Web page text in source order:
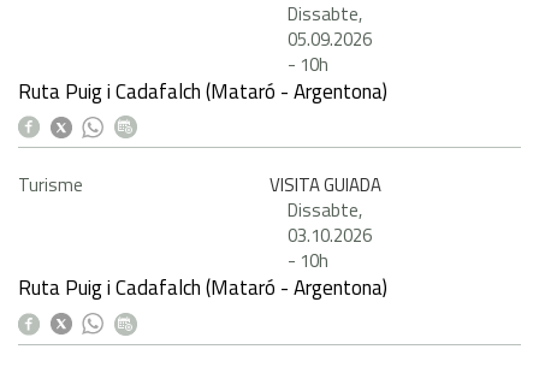
Dissabte,
05.09.2026
- 10h
Ruta Puig i Cadafalch (Mataró - Argentona)
Turisme
VISITA GUIADA
Dissabte,
03.10.2026
- 10h
Ruta Puig i Cadafalch (Mataró - Argentona)